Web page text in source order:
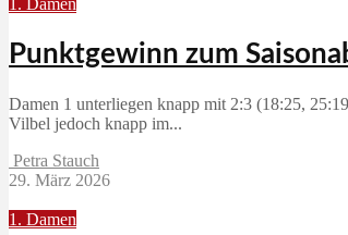
1. Damen
Punktgewinn zum
Damen 1 unterliegen knapp mit 2:3 (18:25,
Vilbel jedoch knapp im...
Petra Stauch
29. März 2026
1. Damen